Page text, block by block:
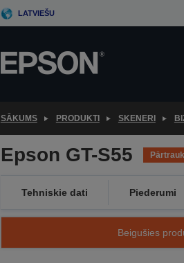
LATVIEŠU
SĀKUMS PRODUKTI SKENERI
Epson GT-S55
Tehniskie dati Piederumi
Beigušies